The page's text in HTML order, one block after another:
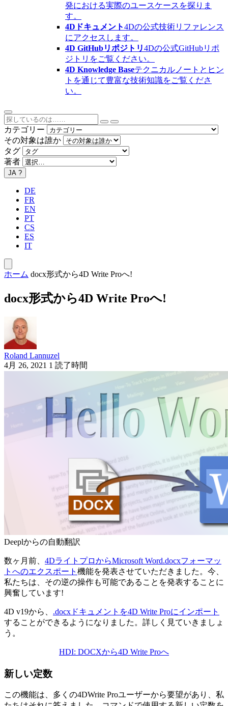
発における実際のユースケースを探りま
す。
4Dドキュメント4Dの公式技術リファレンス
にアクセスします。
4D GitHubリポジトリ4Dの公式GitHubリポ
ジトリをご覧ください。
4D Knowledge Baseテクニカルノートとヒン
トを通じて豊富な技術知識をご覧くださ
い。
カテゴリー
その対象は誰か
タグ
著者
JA ?
DE
FR
EN
PT
CS
ES
IT
ホーム docx形式から4D Write Proへ!
docx形式から4D Write Proへ!
Roland Lannuzel
4月 26, 2021 1 読了時間
Deeplからの自動翻訳
数ヶ月前、 4DライトプロからMicrosoft Word.docxフォーマッ
トへのエクスポート 機能を発表させていただきました。今、
私たちは、その逆の操作も可能であることを発表することに
興奮しています!
4D v19から、 .docxドキュメントを4D Write Proにインポート
することができるようになりました。詳しく見ていきましょ
う。
HDI: DOCXから4D Write Proへ
新しい定数
この機能は、多くの4DWrite Proユーザーから要望があり、私